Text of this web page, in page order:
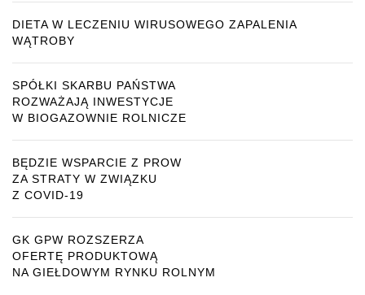
DIETA W LECZENIU WIRUSOWEGO ZAPALENIA
WĄTROBY
SPÓŁKI SKARBU PAŃSTWA
ROZWAŻAJĄ INWESTYCJE
W BIOGAZOWNIE ROLNICZE
BĘDZIE WSPARCIE Z PROW
ZA STRATY W ZWIĄZKU
Z COVID-19
GK GPW ROZSZERZA
OFERTĘ PRODUKTOWĄ
NA GIEŁDOWYM RYNKU ROLNYM